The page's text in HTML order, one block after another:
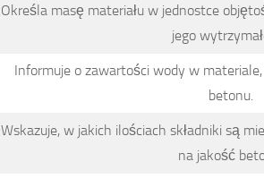
Określa masę materiału w jednostce
jego
Informuje o zawartości wody w
betonu.
Wskazuje, w jakich ilościach składniki są
na jakość